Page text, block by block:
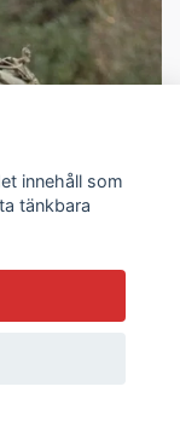
innehåll som
tänkbara